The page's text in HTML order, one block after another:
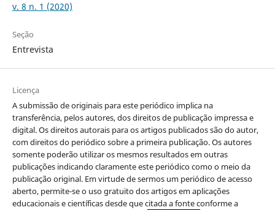
v. 8 n. 1 (2020)
Seção
Entrevista
Licença
A submissão de originais para este periódico implica na
transferência, pelos autores, dos direitos de publicação impressa e
digital. Os direitos autorais para os artigos publicados são do autor,
com direitos do periódico sobre a primeira publicação. Os autores
somente poderão utilizar os mesmos resultados em outras
publicações indicando claramente este periódico como o meio da
publicação original. Em virtude de sermos um periódico de acesso
aberto, permite-se o uso gratuito dos artigos em aplicações
educacionais e científicas desde que citada a fonte conforme a